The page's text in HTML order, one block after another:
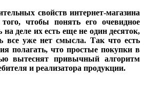
свойств интернет-магазина
чтобы понять его очевидное
деле их есть еще не один десяток,
все уже нет смысла. Так что есть
полагать, что простые покупки в
вытеснят привычный алгоритм
и реализатора продукции.